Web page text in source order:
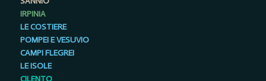
IRPINIA
LE COSTIERE
POMPEI E VESUVIO
CAMPI FLEGREI
LE ISOLE
CILENTO